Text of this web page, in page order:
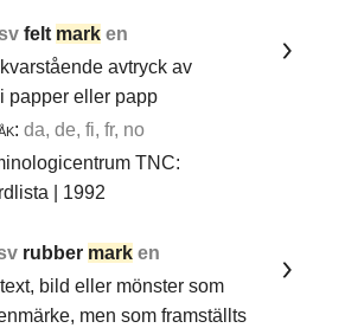
felt mark en
kvarstående avtryck av
papper eller papp
da, de, fi, fr, no
TNC:
| 1992
rubber mark en
text, bild eller mönster som
men som framställts